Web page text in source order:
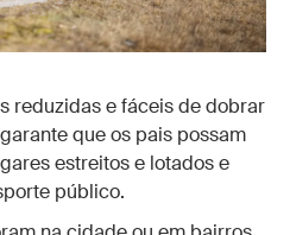
reduzidas e fáceis de dobrar
que os pais possam
estreitos e lotados e
público.